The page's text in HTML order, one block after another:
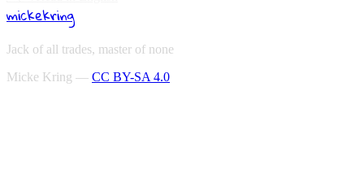
mickekring
Jack of all trades, master of none
Micke Kring — CC BY-SA 4.0